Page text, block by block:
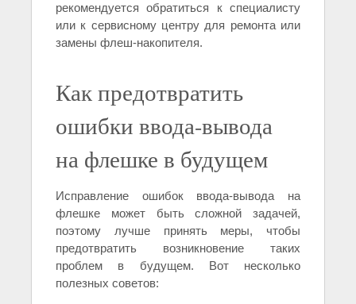
рекомендуется обратиться к специалисту
или к сервисному центру для ремонта или
замены флеш-накопителя.
Как предотвратить
ошибки ввода-вывода
на флешке в будущем
Исправление ошибок ввода-вывода на
флешке может быть сложной задачей,
поэтому лучше принять меры, чтобы
предотвратить возникновение таких
проблем в будущем. Вот несколько
полезных советов: